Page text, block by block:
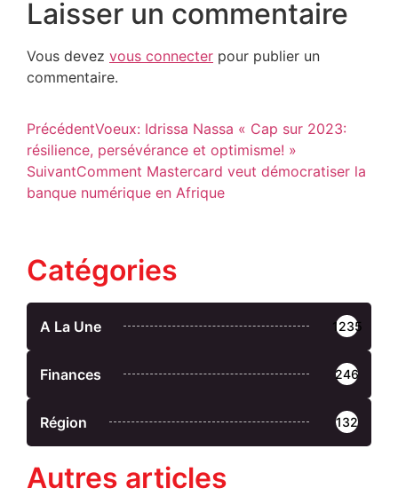
Laisser un commentaire
Vous devez vous connecter pour publier un
commentaire.
PrécédentVoeux: Idrissa Nassa « Cap sur 2023:
résilience, persévérance et optimisme! »
SuivantComment Mastercard veut démocratiser la
banque numérique en Afrique
Catégories
A La Une 1235
Finances 246
Région 132
Autres articles